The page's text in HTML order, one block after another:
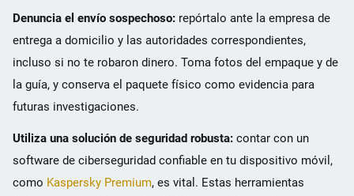
Denuncia el envío sospechoso: repórtalo ante la empresa de
entrega a domicilio y las autoridades correspondientes,
incluso si no te robaron dinero. Toma fotos del empaque y de
la guía, y conserva el paquete físico como evidencia para
futuras investigaciones.
Utiliza una solución de seguridad robusta: contar con un
software de ciberseguridad confiable en tu dispositivo móvil,
como Kaspersky Premium, es vital. Estas herramientas